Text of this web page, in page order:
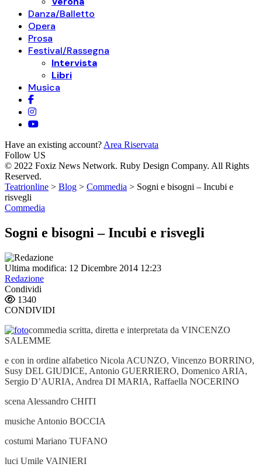
Danza/Balletto
Opera
Prosa
Festival/Rassegna
Intervista
Libri
Musica
Have an existing account? Area Riservata
Follow US
© 2022 Foxiz News Network. Ruby Design Company. All Rights
Reserved.
Teatrionline > Blog > Commedia > Sogni e bisogni – Incubi e
risvegli
Commedia
Sogni e bisogni – Incubi e risvegli
Ultima modifica: 12 Dicembre 2014 12:23
Redazione
Condividi
1340
CONDIVIDI
commedia scritta, diretta e interpretata da VINCENZO
SALEMME
e con in ordine alfabetico Nicola ACUNZO, Vincenzo BORRINO,
Susy DEL GIUDICE, Antonio GUERRIERO, Domenico ARIA,
Sergio D’AURIA, Andrea DI MARIA, Raffaella NOCERINO
scena Alessandro CHITI
musiche Antonio BOCCIA
costumi Mariano TUFANO
luci Umile VAINIERI